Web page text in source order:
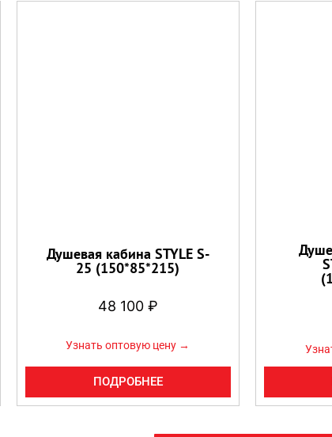
Душевая кабина STYLE S-
25 (150*85*215)
48 100 ₽
Узнать оптовую цену →
ПОДРОБНЕЕ